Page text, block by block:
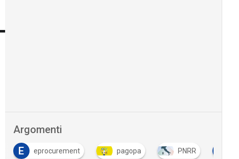
Argomenti
eprocurement pagopa PNRR P